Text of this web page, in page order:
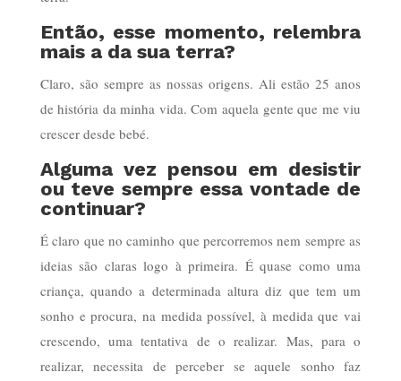
Então, esse momento, relembra
mais a da sua terra?
Claro, são sempre as nossas origens. Ali estão 25 anos
de história da minha vida. Com aquela gente que me viu
crescer desde bebé.
Alguma vez pensou em desistir
ou teve sempre essa vontade de
continuar?
É claro que no caminho que percorremos nem sempre as
ideias são claras logo à primeira. É quase como uma
criança, quando a determinada altura diz que tem um
sonho e procura, na medida possível, à medida que vai
crescendo, uma tentativa de o realizar. Mas, para o
realizar, necessita de perceber se aquele sonho faz